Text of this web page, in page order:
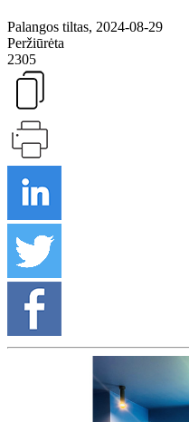
Palangos tiltas, 2024-08-29
Peržiūrėta
2305